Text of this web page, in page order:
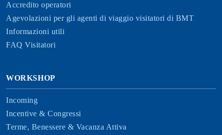
Accredito operatori
Agevolazioni per gli agenti di viaggio visitatori di BMT
Informazioni utili
FAQ Visitatori
WORKSHOP
Incoming
Incentive & Congressi
Terme, Benessere & Vacanza Attiva